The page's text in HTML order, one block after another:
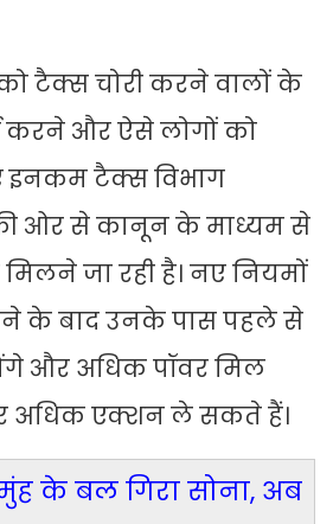
टैक्स चोरी करने वालों के
करने और ऐसे लोगों को
टैक्स विभाग
ओर से कानून के माध्यम से
जा रही है। नए नियमों
के बाद उनके पास पहले से
और अधिक पॉवर मिल
अधिक एक्शन ले सकते हैं।
के बल गिरा सोना, अब